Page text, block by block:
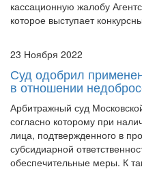
23 Ноября 2022
в отношении
Арбитражный суд
согласно которому при
лица, подтвержденного в
субсидиарной
обеспечительные меры. К
23 Ноября 2022